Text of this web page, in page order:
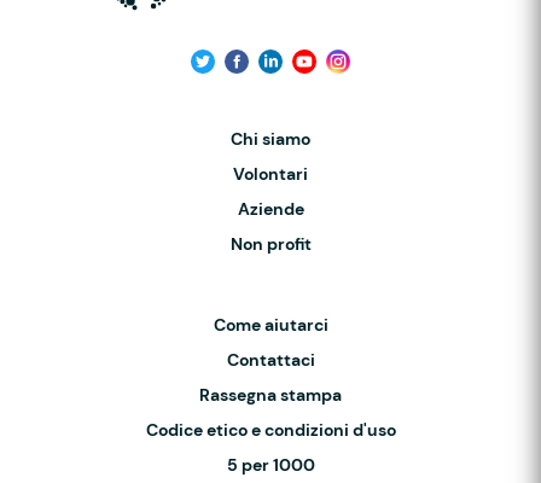
Chi siamo
Volontari
Aziende
Non profit
Come aiutarci
Contattaci
Rassegna stampa
Codice etico e condizioni d'uso
5 per 1000